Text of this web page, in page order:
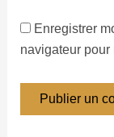
Enregistrer
navigateur pour